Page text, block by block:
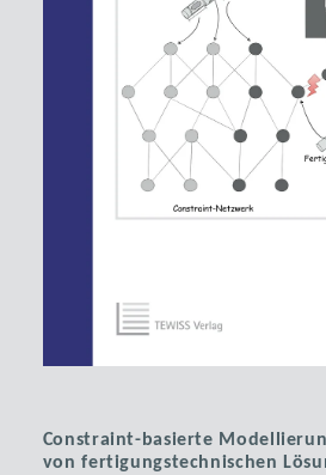
Constraint-basierte
von fertigungstechnischen